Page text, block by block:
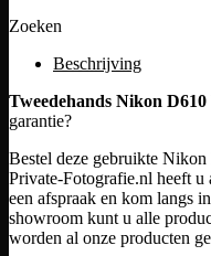
Zoeken
Beschrijving
Tweedehands Nikon
garantie?
Bestel deze gebruikte
Private-Fotografie.nl heeft
een afspraak en kom langs
showroom kunt u alle
worden al onze producten